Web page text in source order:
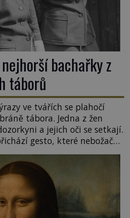
bachařky z
táborů
ve tvářích se plahočí
tábora. Jedna z žen
a jejich oči se setkají.
gesto, které nebožačku
komory. Jména jako
Josef Mengele (1911–
(1900–1945) zná každý,
otřela. Jenže […]